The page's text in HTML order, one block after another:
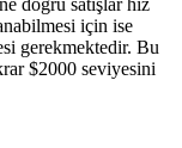
için ise
gerekmektedir. Bu
$2000 seviyesini